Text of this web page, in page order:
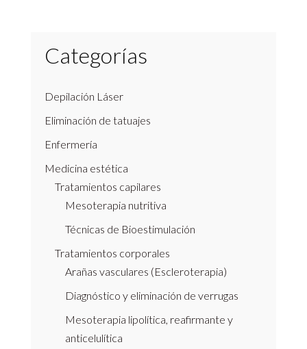
Categorías
Depilación Láser
Eliminación de tatuajes
Enfermería
Medicina estética
Tratamientos capilares
Mesoterapia nutritiva
Técnicas de Bioestimulación
Tratamientos corporales
Arañas vasculares (Escleroterapia)
Diagnóstico y eliminación de verrugas
Mesoterapia lipolítica, reafirmante y
anticelulítica